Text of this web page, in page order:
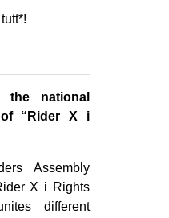
the national
“Rider X i
Assembly
X i Rights
different